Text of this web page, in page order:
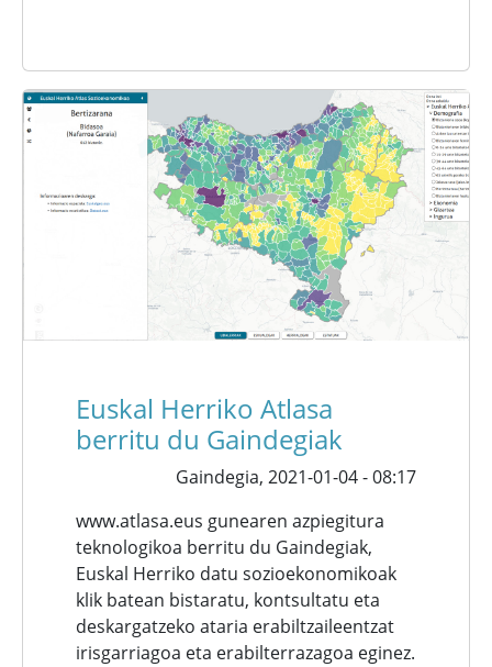
Euskal Herriko Atlasa
berritu du Gaindegiak
Gaindegia, 2021-01-04 - 08:17
www.atlasa.eus gunearen azpiegitura
teknologikoa berritu du Gaindegiak,
Euskal Herriko datu sozioekonomikoak
klik batean bistaratu, kontsultatu eta
deskargatzeko ataria erabiltzaileentzat
irisgarriagoa eta erabilterrazagoa eginez.